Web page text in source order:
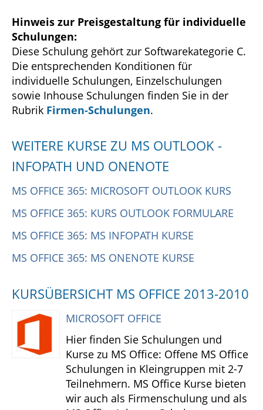
Hinweis zur Preisgestaltung für individuelle
Schulungen:
Diese Schulung gehört zur Softwarekategorie C.
Die entsprechenden Konditionen für
individuelle Schulungen, Einzelschulungen
sowie Inhouse Schulungen finden Sie in der
Rubrik Firmen-Schulungen.
WEITERE KURSE ZU MS OUTLOOK -
INFOPATH UND ONENOTE
MS OFFICE 365: MICROSOFT OUTLOOK KURS
MS OFFICE 365: KURS OUTLOOK FORMULARE
MS OFFICE 365: MS INFOPATH KURSE
MS OFFICE 365: MS ONENOTE KURSE
KURSÜBERSICHT MS OFFICE 2013-2010
MICROSOFT OFFICE
Hier finden Sie Schulungen und
Kurse zu MS Office: Offene MS Office
Schulungen in Kleingruppen mit 2-7
Teilnehmern. MS Office Kurse bieten
wir auch als Firmenschulung und als